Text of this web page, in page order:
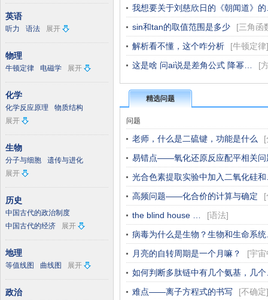
英语
听力 语法 展开
物理
牛顿定律 电磁学 展开
化学
化学反应原理
物质结构
展开
生物
分子与细胞
遗传与进化
展开
历史
中国古代的政治制度
中国古代的经济
展开
地理
等值线图 曲线图 展开
政治
我想要关于刘慈欣日的《朝闻道》
sin和tan的取值范围是多少
[三角函
解析看不懂，这个咋分析
[牛顿定律]
这是啥 问ai说是差角公式 降幂…
[
精选问题
问题
老师，什么是二硫键，功能是什么 [
易错点——氧化还原反应配平相关问
光合色素提取实验中加入二氧化硅
高频问题——化合价的计算与确定
[
the blind house …
[语法]
病毒为什么是生物？生物和生命系
月亮的自转周期是一个月嘛？
[宇宙
如何判断多肽链中有几个氨基，几
难点——离子方程式的书写
[不确定]